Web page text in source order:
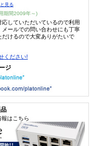
見る
期間2009年～)
応していただいているので利用
メールでの問い合わせにも丁寧
だけるので大変ありがたいで
ください!
ジ
はこちら